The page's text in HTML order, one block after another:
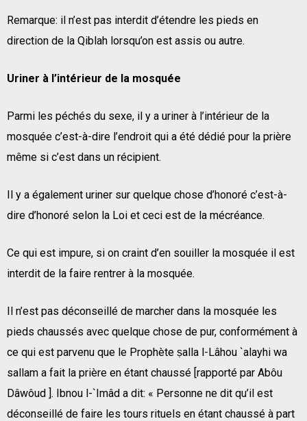
Remarque: il n’est pas interdit d’étendre les pieds en
direction de la Qiblah lorsqu’on est assis ou autre.
Uriner à l’intérieur de la mosquée
Parmi les péchés du sexe, il y a uriner à l’intérieur de la
mosquée c’est-à-dire l’endroit qui a été dédié pour la prière
même si c’est dans un récipient.
Il y a également uriner sur quelque chose d’honoré c’est-à-
dire d’honoré selon la Loi et ceci est de la mécréance.
Ce qui est impure, si on craint d’en souiller la mosquée il est
interdit de la faire rentrer à la mosquée.
Il n’est pas déconseillé de marcher dans la mosquée les
pieds chaussés avec quelque chose de pur, conformément à
ce qui est parvenu que le Prophète ṣalla l-Lâhou `alayhi wa
sallam a fait la prière en étant chaussé [rapporté par Abôu
Dâwôud ]. Ibnou l-`Imâd a dit: « Personne ne dit qu’il est
déconseillé de faire les tours rituels en étant chaussé à part